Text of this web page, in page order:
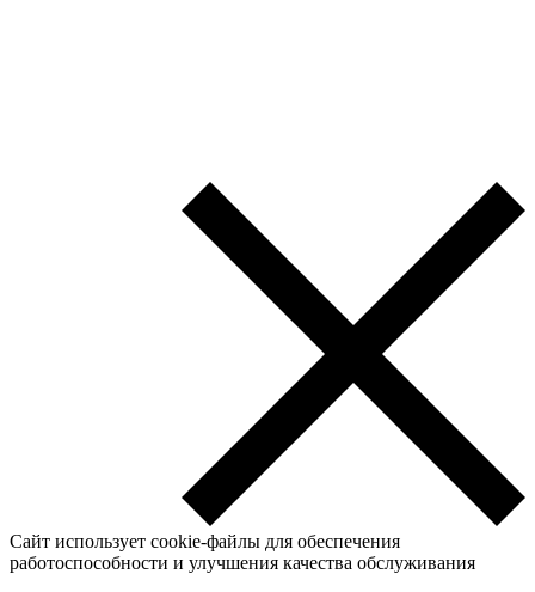
Сайт использует cookie-файлы для обеспечения
работоспособности и улучшения качества обслуживания